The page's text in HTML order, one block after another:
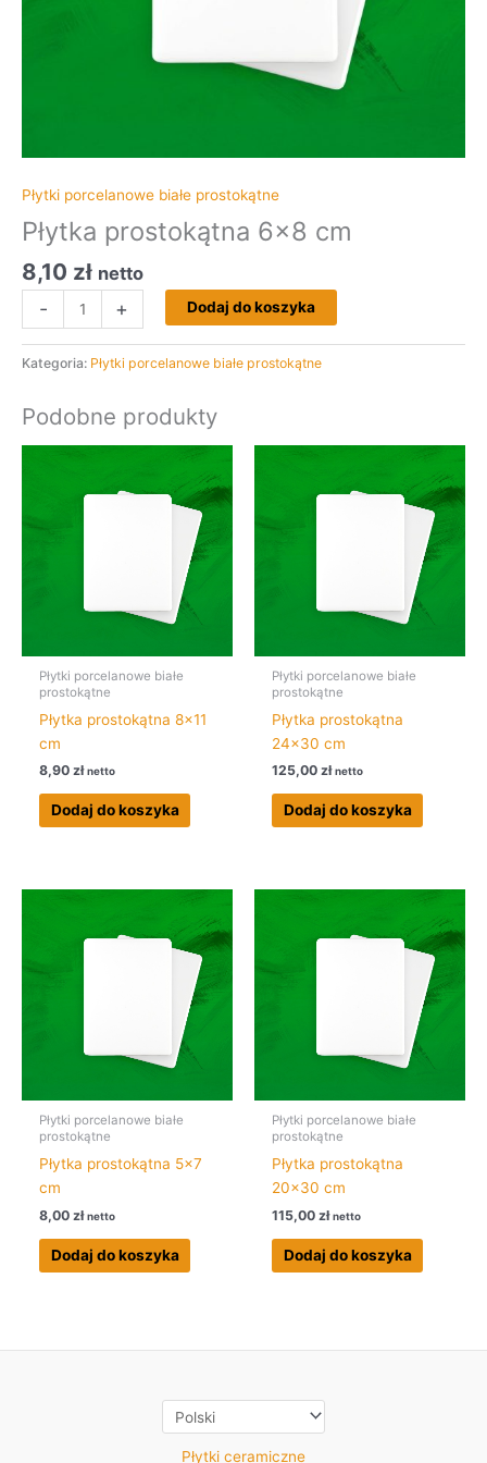
Płytki porcelanowe białe prostokątne
Płytka prostokątna 6×8 cm
8,10 zł netto
- + Dodaj do koszyka
Kategoria: Płytki porcelanowe białe prostokątne
Podobne produkty
Płytki porcelanowe białe
prostokątne
Płytka prostokątna 8×11
cm
8,90zł netto
Dodaj do koszyka
Płytki porcelanowe białe
prostokątne
Płytka prostokątna
24×30 cm
125,00zł netto
Dodaj do koszyka
Płytki porcelanowe białe
prostokątne
Płytka prostokątna 5×7
cm
8,00zł netto
Dodaj do koszyka
Płytki porcelanowe białe
prostokątne
Płytka prostokątna
20×30 cm
115,00zł netto
Dodaj do koszyka
Płytki ceramiczne